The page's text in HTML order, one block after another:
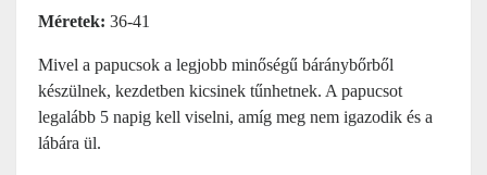
Méretek: 36-41
Mivel a papucsok a legjobb minőségű báránybőrből
készülnek, kezdetben kicsinek tűnhetnek. A papucsot
legalább 5 napig kell viselni, amíg meg nem igazodik és a
lábára ül.